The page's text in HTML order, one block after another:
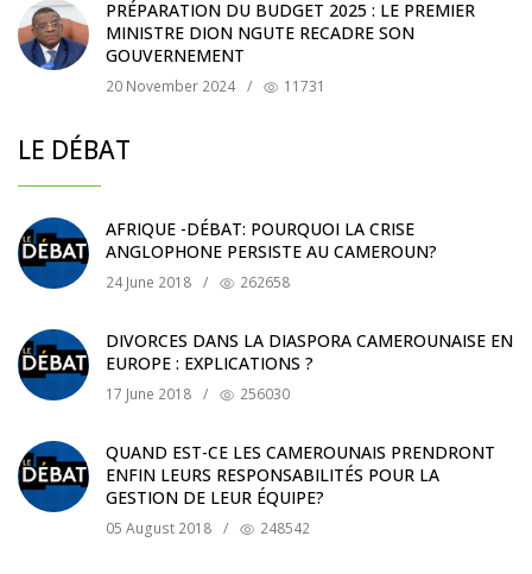
PRÉPARATION DU BUDGET 2025 : LE PREMIER
MINISTRE DION NGUTE RECADRE SON
GOUVERNEMENT
20 November 2024 / 11731
LE DÉBAT
AFRIQUE -DÉBAT: POURQUOI LA CRISE
ANGLOPHONE PERSISTE AU CAMEROUN?
24 June 2018 / 262658
DIVORCES DANS LA DIASPORA CAMEROUNAISE EN
EUROPE : EXPLICATIONS ?
17 June 2018 / 256030
QUAND EST-CE LES CAMEROUNAIS PRENDRONT
ENFIN LEURS RESPONSABILITÉS POUR LA
GESTION DE LEUR ÉQUIPE?
05 August 2018 / 248542